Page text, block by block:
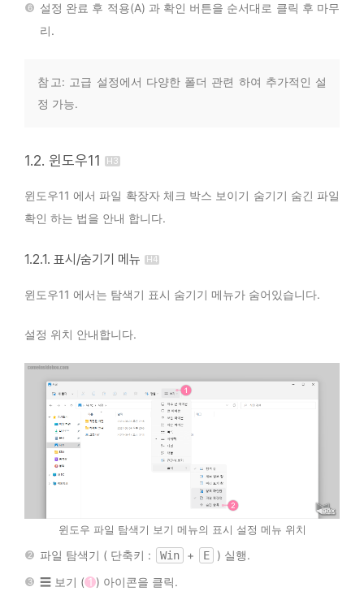
설정 완료 후 적용(A) 과 확인 버튼을 순서대로 클릭 후 마무
리.
참 고: 고급 설정에서 다양한 폴더 관련 하여 추가적인 설
정 가능.
1.2. 윈도우11
윈도우11 에서 파일 확장자 체크 박스 보이기 숨기기 숨긴 파일
확인 하는 법을 안내 합니다.
1.2.1. 표시/숨기기 메뉴
윈도우11 에서는 탐색기 표시 숨기기 메뉴가 숨어있습니다.
설정 위치 안내합니다.
윈도우 파일 탐색기 보기 메뉴의 표시 설정 메뉴 위치
파일 탐색기 ( 단축키 : Win + E
) 실행.
☰ 보기 ( 1 ) 아이콘을 클릭.